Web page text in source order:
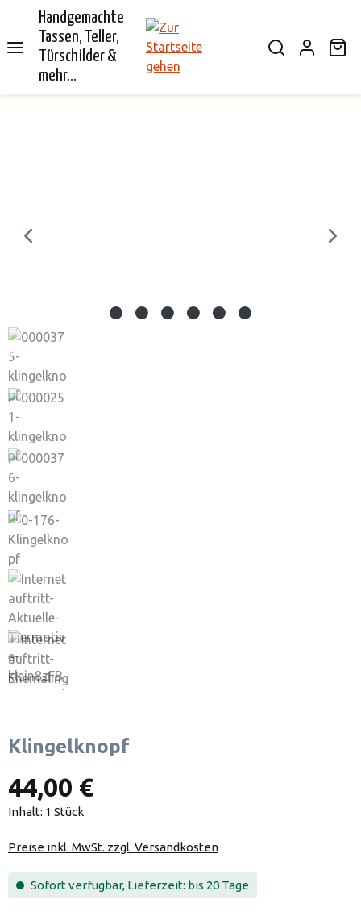
springen
Handgemachte
Tassen, Teller,
Türschilder &
mehr...
Klingelknopf
44,00 €
Inhalt: 1 Stück
Preise inkl. MwSt. zzgl. Versandkosten
Sofort verfügbar, Lieferzeit: bis 20 Tage